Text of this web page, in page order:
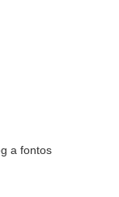
a fontos